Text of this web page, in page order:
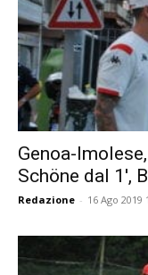
Genoa-
Schöne dal 1′,
Redazione - 16 Ago 2019